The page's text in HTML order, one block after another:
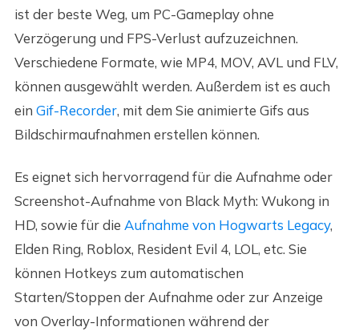
ist der beste Weg, um PC-Gameplay ohne
Verzögerung und FPS-Verlust aufzuzeichnen.
Verschiedene Formate, wie MP4, MOV, AVL und FLV,
können ausgewählt werden. Außerdem ist es auch
ein Gif-Recorder, mit dem Sie animierte Gifs aus
Bildschirmaufnahmen erstellen können.
Es eignet sich hervorragend für die Aufnahme oder
Screenshot-Aufnahme von Black Myth: Wukong in
HD, sowie für die Aufnahme von Hogwarts Legacy,
Elden Ring, Roblox, Resident Evil 4, LOL, etc. Sie
können Hotkeys zum automatischen
Starten/Stoppen der Aufnahme oder zur Anzeige
von Overlay-Informationen während der